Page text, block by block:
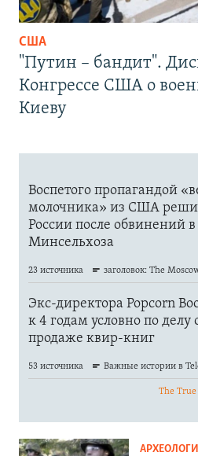
США
"Путин – бандит".
Конгрессе США о
Киеву